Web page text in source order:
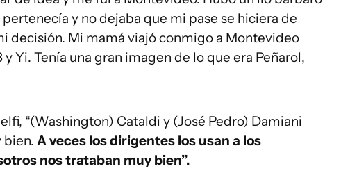
y no dejaba que mi pase se hiciera de
decisión. Mi mamá viajó conmigo a Montevideo
Yi. Tenía una gran imagen de lo que era Peñarol,
“(Washington) Cataldi y (José Pedro) Damiani
bien. A veces los dirigentes los usan a los
nos trataban muy bien”.